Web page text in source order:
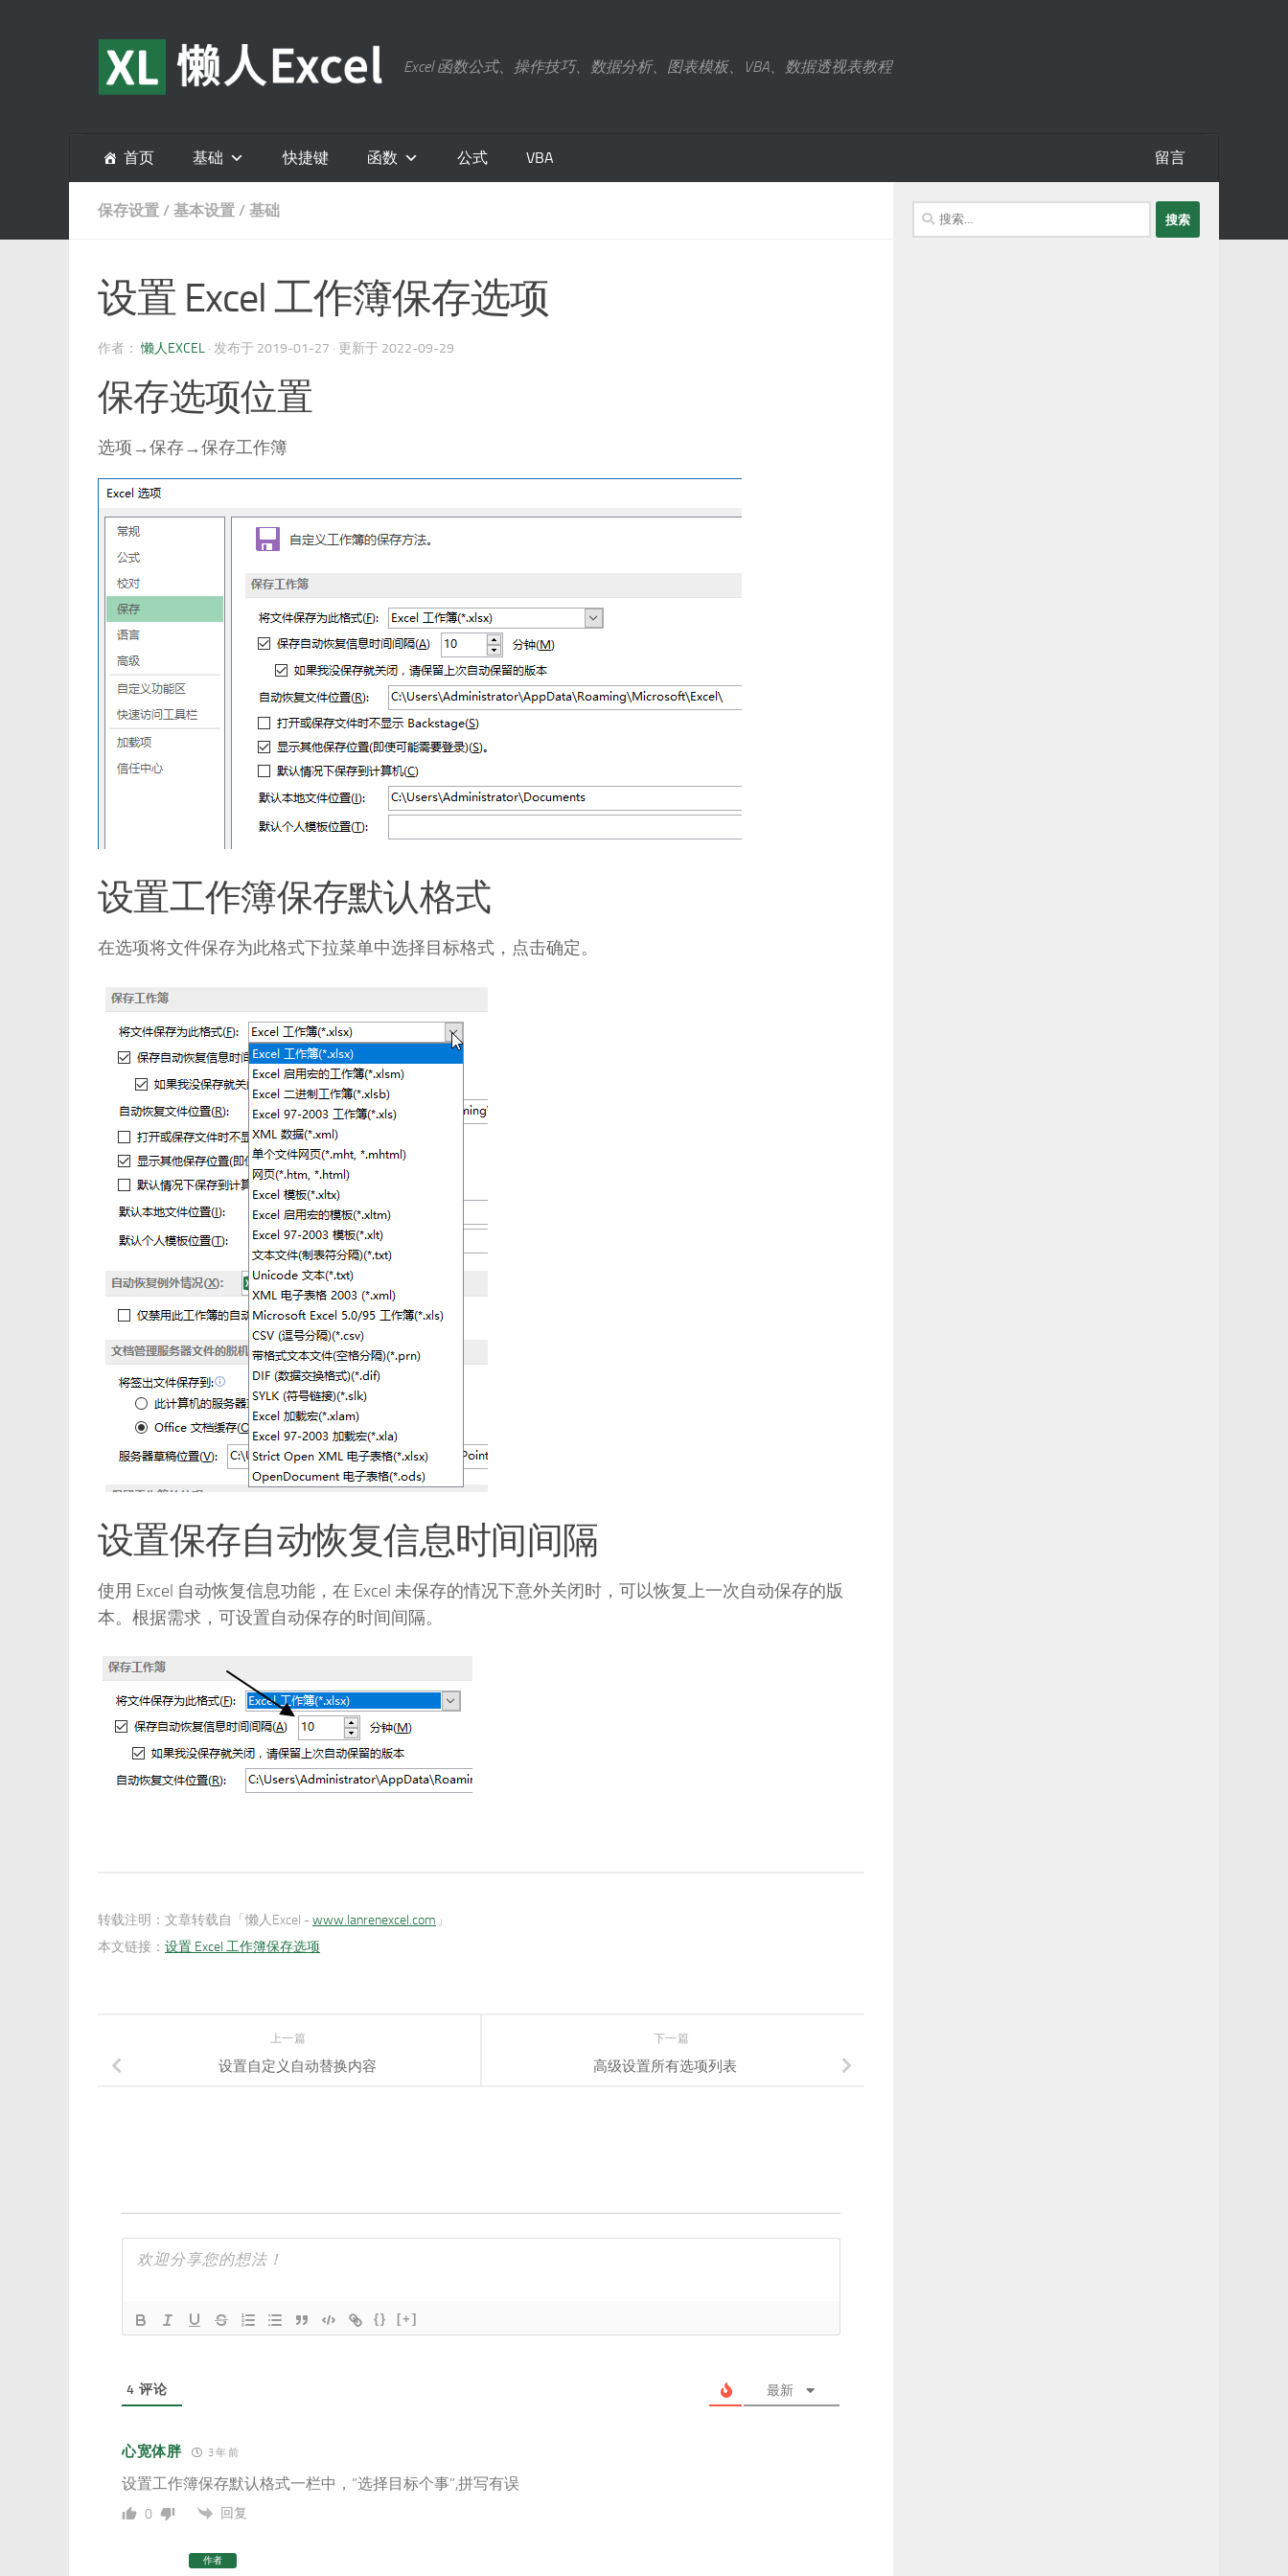
Excel 函数公式、操作技巧、数据分析、图表模板、VBA、数据透视表教程
首页 基础 快捷键 函数 公式 VBA 留言
保存设置 / 基本设置 / 基础
设置 Excel 工作簿保存选项
作者：懒人EXCEL · 发布于 2019-01-27 · 更新于 2022-09-29
保存选项位置
选项→保存→保存工作簿
设置工作簿保存默认格式
在选项将文件保存为此格式下拉菜单中选择目标格式，点击确定。
设置保存自动恢复信息时间间隔
使用 Excel 自动恢复信息功能，在 Excel 未保存的情况下意外关闭时，可以恢复上一次自动保存的版
本。根据需求，可设置自动保存的时间间隔。
转载注明： 文章转载自「懒人Excel -www.lanrenexcel.com 」
本文链接： 设置 Excel 工作簿保存选项
下一篇
高级设置所有选项列表
上一篇
设置自定义自动替换内容
{} [+]
4 评论 最新
心宽体胖 3 年 前
设置工作簿保存默认格式一栏中，”选择目标个事”,拼写有误
0 回复
作者
搜
索：